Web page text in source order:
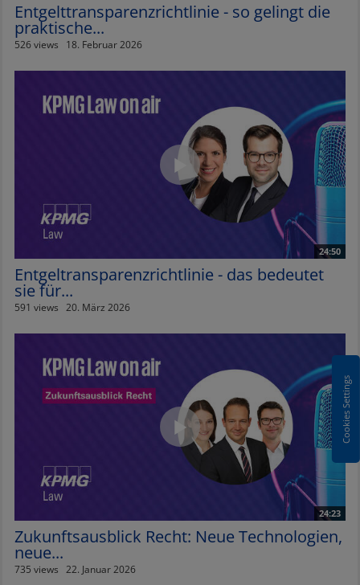
Cookies Settings
Entgelttransparenzrichtlinie - so gelingt die
praktische...
526 views 18. Februar 2026
24:50
Entgeltransparenzrichtlinie - das bedeutet
sie für...
591 views 20. März 2026
24:23
Zukunftsausblick Recht: Neue Technologien,
neue...
735 views 22. Januar 2026